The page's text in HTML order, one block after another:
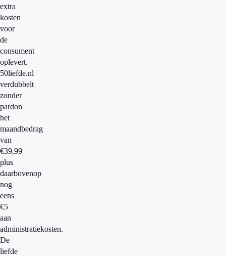
extra
kosten
voor
de
consument
oplevert.
50liefde.nl
verdubbelt
zonder
pardon
het
maandbedrag
van
€39,99
plus
daarbovenop
nog
eens
€5
aan
administratiekosten.
De
liefde